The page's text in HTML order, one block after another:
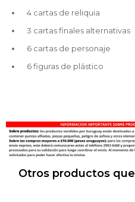
4 cartas de reliquia
3 cartas finales alternativas
6 cartas de personaje
6 figuras de plástico
Otros productos